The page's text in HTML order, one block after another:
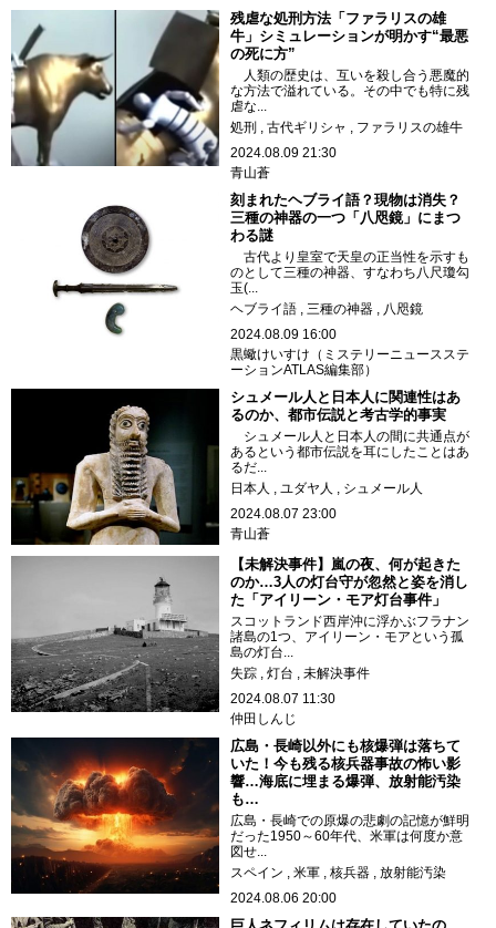
残虐な処刑方法「ファラリスの雄
牛」シミュレーションが明かす“最悪
の死に方”
人類の歴史は、互いを殺し合う悪魔的
な方法で溢れている。その中でも特に残
虐な...
処刑
古代ギリシャ
ファラリスの雄牛
2024.08.09 21:30
青山蒼
刻まれたヘブライ語？現物は消失？
三種の神器の一つ「八咫鏡」にまつ
わる謎
古代より皇室で天皇の正当性を示すも
のとして三種の神器、すなわち八尺瓊勾
玉(...
ヘブライ語
三種の神器
八咫鏡
2024.08.09 16:00
黒蠍けいすけ（ミステリーニュースステ
ーションATLAS編集部）
シュメール人と日本人に関連性はあ
るのか、都市伝説と考古学的事実
シュメール人と日本人の間に共通点が
あるという都市伝説を耳にしたことはあ
るだ...
日本人
ユダヤ人
シュメール人
2024.08.07 23:00
青山蒼
【未解決事件】嵐の夜、何が起きた
のか…3人の灯台守が忽然と姿を消し
た「アイリーン・モア灯台事件」
スコットランド西岸沖に浮かぶフラナン
諸島の1つ、アイリーン・モアという孤
島の灯台...
失踪
灯台
未解決事件
2024.08.07 11:30
仲田しんじ
広島・長崎以外にも核爆弾は落ちて
いた！今も残る核兵器事故の怖い影
響…海底に埋まる爆弾、放射能汚染
も…
広島・長崎での原爆の悲劇の記憶が鮮明
だった1950～60年代、米軍は何度か意
図せ...
スペイン
米軍 核兵器
放射能汚染
2024.08.06 20:00